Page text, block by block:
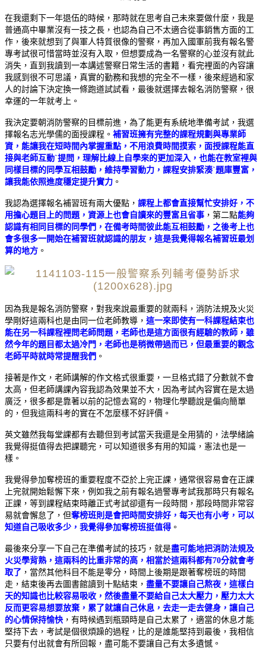
在我還剩下一年退伍的時候，那時就在思考自己未來要做什麼，我是
普通高中畢業沒有一技之長，也認為自己不太適合從事銷售方面的工
作，後來就想到了與軍人特質很像的警察，再加入國軍前我有報名警
專考試很可惜當時並沒有入取，但想要成為一名警察的心並沒有就此
消失，直到我讀到一本講述警察日常生活的書籍，看完裡面的內容讓
我感到很不可思議，真實的勤務和我想的完全不一樣，後來經過和家
人的討論下決定換一條跑道試試看，最後就選擇去報名消防警察，很
幸運的一年就考上。
我決定要朝消防警察的目標前進，為了能更有系統地準備考試，我選
擇報名志光學儒的面授課程。 補習班擁有完整的課程規劃與專業師
資，能讓我在短時間內掌握重點，不用浪費時間摸索，面授課程能直
接與老師互動ˋ提問，理解比線上自學來的更加深入，也能在教室裡與
同樣目標的同學互相鼓勵，維持學習動力，課程安排緊湊ˋ題庫豐富，
讓我能依照進度穩定提升實力 。
我認為選擇報名補習班有兩大優點， 課程上都會直接幫忙安排好，不
用擔心題目上的問題，資源上也會自讀來的豐富且省事 ，第二點能夠
認識有相同目標的同學們，在備考時間彼此能互相鼓勵，之後考上也
會多很多一開始在補習班就認識的朋友，這是我覺得報名補習班最划
算的地方 。
因為我是報名消防警察，對我來說最重要的就兩科，消防法規及火災
學剛好這兩科也是由同一位老師教導， 這一來即使有一科課程結束也
能在另一科課程裡問老師問題，老師也是這方面很有經驗的教師，雖
然今年的題目都太過冷門，老師也是稍微帶過而已，但最重要的觀念
老師平時就時常提醒我們 。
接著是作文，老師講解的作文格式很重要，一旦格式錯了分數就不會
太高，但老師講課內容我認為效果並不大，因為考試內容實在是太過
廣泛，很多都是靠著以前的記憶去寫的，物理化學聽說是偏向簡單
的，但我這兩科考的實在不怎麼樣不好評價。
英文雖然我每堂課都有去聽但到考試當天我還是全用猜的，法學緒論
我覺得挺值得去把課聽完，可以知道很多有用的知識，憲法也是一
樣。
我覺得參加奪榜班的重要程度不亞於上完正課，通常很容易會在正課
上完就開始鬆懈下來，例如我之前有報名過警專考試我那時只有報名
正課，等到課程結束時離正式考試卻還有一段時間，那段時間非常容
易就會懈怠了，但奪榜班則是會把時間安排好，每天也有小考，可以
知道自己吸收多少，我覺得參加奪榜班挺值得 。
最後來分享一下自己在準備考試的技巧，就是盡可能地把消防法規及
火災學背熟，這兩科的比重非常的高，相當於這兩科都有70分就會考
取了 ，當然其他科目不能是零分，時間上後期是跟著奪榜班的時間
走，結束後再去圖書館讀到十點結束， 盡量不要讓自己熬夜，這樣白
天的知識也比較容易吸收，然後盡量不要給自己太大壓力，壓力太大
反而更容易想要放棄，累了就讓自己休息，去走一走去健身，讓自己
的心情保持愉快 ，有時候遇到瓶頸時是自己太累了，適當的休息才能
堅持下去，考試是個很煩躁的過程，比的是誰能堅持到最後，我相信
只要有付出就會有所回報，盡可能不要讓自己有太多遺憾。